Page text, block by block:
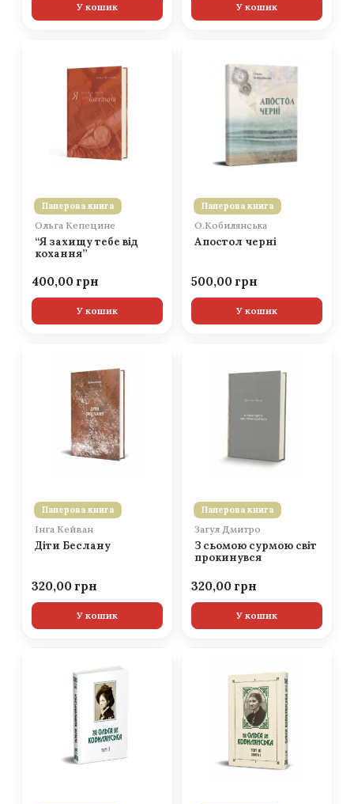
У кошик У кошик
Паперова книга
Ольга Кепецине
“Я захищу тебе від
кохання”
400,00
У кошик
Паперова книга
О.Кобилянська
Апостол черні
500,00
У кошик
Паперова книга
Інга Кейван
Діти Беслану
320,00
У кошик
Паперова книга
Загул Дмитро
З сьомою сурмою світ
прокинувся
320,00
У кошик